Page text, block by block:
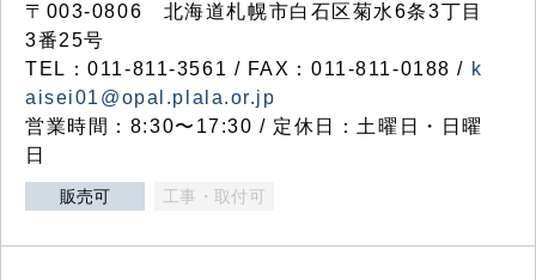
〒003-0806 北海道札幌市白石区菊水6条3丁目
3番25号
TEL：011-811-3561 / FAX：011-811-0188 / k
aisei01@opal.plala.or.jp
営業時間：8:30〜17:30 / 定休日：土曜日・日曜
日
販売可 工事・取付可